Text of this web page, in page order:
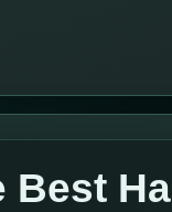
Best